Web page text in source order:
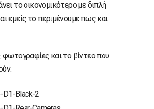
το οικονομικότερο με διπλή
εμείς το περιμένουμε πως και
φωτογραφίες και το βίντεο που